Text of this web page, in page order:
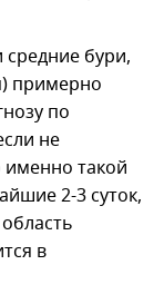
бури,
примерно
по
не
такой
2-3 суток,
в